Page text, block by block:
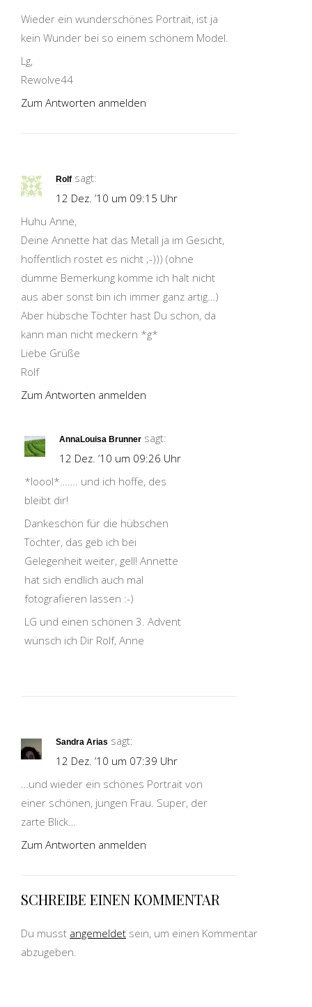
Wieder ein wunderschönes Portrait, ist ja
kein Wunder bei so einem schönem Model.
Lg,
Rewolve44
Zum Antworten anmelden
Rolf sagt:
12 Dez. ’10 um 09:15 Uhr
Huhu Anne,
Deine Annette hat das Metall ja im Gesicht,
hoffentlich rostet es nicht ;-))) (ohne
dumme Bemerkung komme ich halt nicht
aus aber sonst bin ich immer ganz artig…)
Aber hübsche Töchter hast Du schon, da
kann man nicht meckern *g*
Liebe Grüße
Rolf
Zum Antworten anmelden
AnnaLouisa Brunner sagt:
12 Dez. ’10 um 09:26 Uhr
*loool*……. und ich hoffe, des
bleibt dir!
Dankeschön für die hübschen
Töchter, das geb ich bei
Gelegenheit weiter, gell! Annette
hat sich endlich auch mal
fotografieren lassen :-)
LG und einen schönen 3. Advent
wünsch ich Dir Rolf, Anne
Sandra Arias sagt:
12 Dez. ’10 um 07:39 Uhr
…und wieder ein schönes Portrait von
einer schönen, jungen Frau. Super, der
zarte Blick…
Zum Antworten anmelden
SCHREIBE EINEN KOMMENTAR
Du musst angemeldet sein, um einen Kommentar
abzugeben.